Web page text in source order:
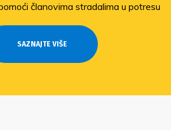
članovima stradalima u potresu
SAZNAJTE VIŠE